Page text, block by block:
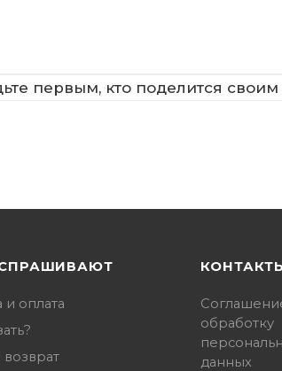
первым, кто поделится
и оплата
обработку
данных